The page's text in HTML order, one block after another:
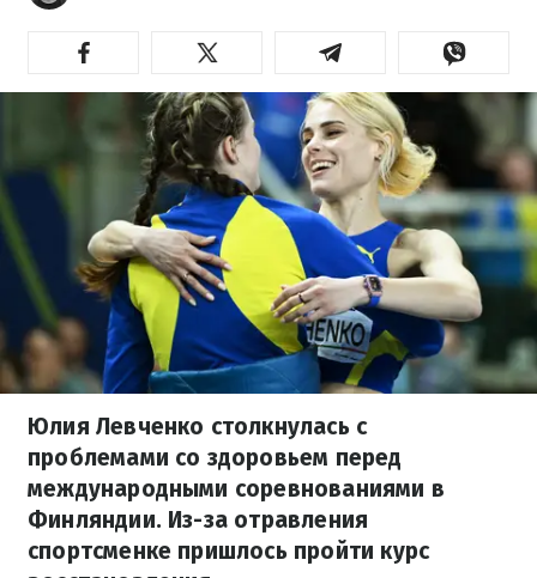
Юлия Левченко столкнулась с
проблемами со здоровьем перед
международными соревнованиями в
Финляндии. Из-за отравления
спортсменке пришлось пройти курс